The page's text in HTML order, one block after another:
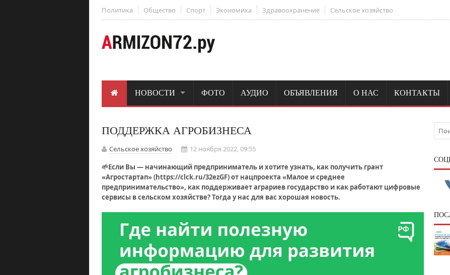
Политика Общество Спорт Экономика Здравоохранение Сельское хозяйство
НОВОСТИ ФОТО АУДИО ОБЪЯВЛЕНИЯ О НАС КОНТАКТЫ
ПОДДЕРЖКА АГРОБИЗНЕСА
Сельское хозяйство
12 ноября 2022, 09:55
🌱Если Вы — начинающий предприниматель и хотите узнать, как получить грант
«Агростартап» (https://clck.ru/32ezGF) от нацпроекта «Малое и среднее
предпринимательство», как поддерживает аграриев государство и как работают цифровые
сервисы в сельском хозяйстве? Тогда у нас для вас хорошая новость.